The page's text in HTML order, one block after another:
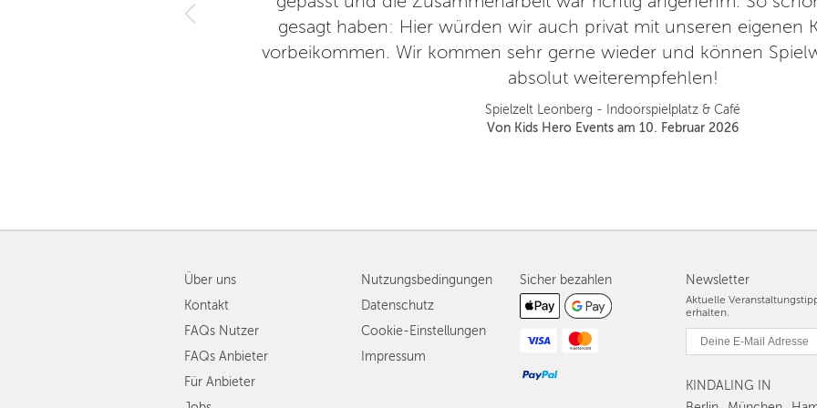
gesagt haben: Hier würden wir auch privat mit unseren eigenen
vorbeikommen. Wir kommen sehr gerne wieder und können
absolut weiterempfehlen!
Spielzelt Leonberg - Indoorspielplatz & Café
Von Kids Hero Events am 10. Februar 2026
Newsletter
Aktuelle
erhalten.
KINDALING IN
Über uns
Kontakt
FAQs Nutzer
FAQs Anbieter
Für Anbieter
Nutzungsbedingungen
Datenschutz
Cookie-Einstellungen
Impressum
Sicher bezahlen